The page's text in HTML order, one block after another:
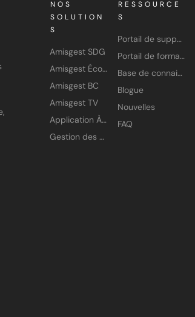
NOS
SOLUTION
S
Amisgest SDG
Amisgest École
Amisgest BC
Amisgest TV
Application À petits pas
Gestion des accès
RESSOURCE
S
Portail de support
Portail de formation
Base de connaissances
Blogue
Nouvelles
FAQ